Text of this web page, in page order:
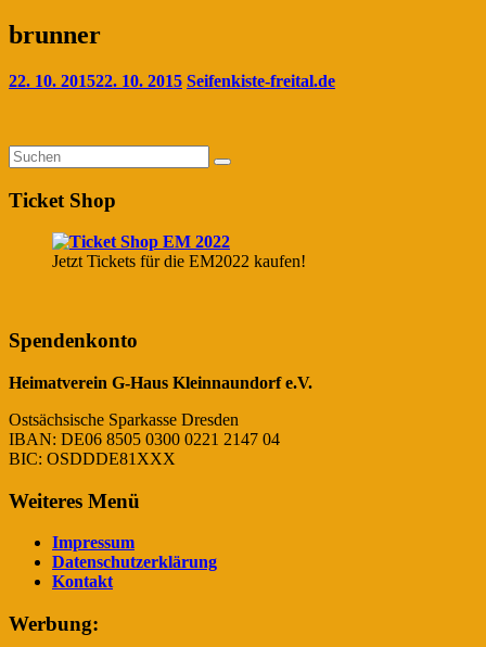
brunner
22. 10. 201522. 10. 2015 Seifenkiste-freital.de
Ticket Shop
Jetzt Tickets für die EM2022 kaufen!
Spendenkonto
Heimatverein G-Haus Kleinnaundorf e.V.
Ostsächsische Sparkasse Dresden
IBAN: DE06 8505 0300 0221 2147 04
BIC: OSDDDE81XXX
Weiteres Menü
Impressum
Datenschutzerklärung
Kontakt
Werbung: